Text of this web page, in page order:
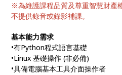
※為維護課程品質及尊重智慧財產
不提供錄音或錄影補課。
基本能力需求
•有Python程式語言基礎
•Linux 基礎操作 (非必備)
•具備電腦基本工具介面操作者